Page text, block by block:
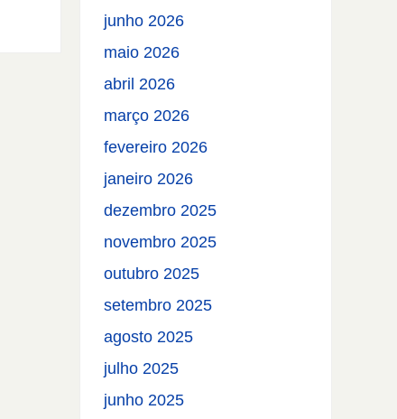
junho 2026
maio 2026
abril 2026
março 2026
fevereiro 2026
janeiro 2026
dezembro 2025
novembro 2025
outubro 2025
setembro 2025
agosto 2025
julho 2025
junho 2025